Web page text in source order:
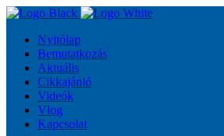
Nyitólap
Bemutatkozás
Aktuális
Cikkajánló
Videók
Vlog
Kapcsolat